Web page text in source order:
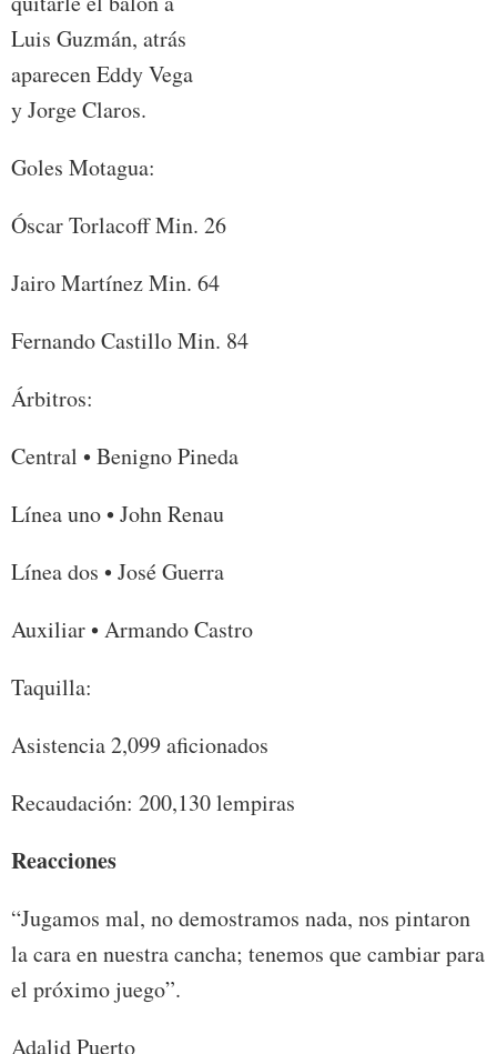
Luis Guzmán, atrás
aparecen Eddy Vega
y Jorge Claros.
Goles Motagua:
Óscar Torlacoff Min. 26
Jairo Martínez Min. 64
Fernando Castillo Min. 84
Árbitros:
Central • Benigno Pineda
Línea uno • John Renau
Línea dos • José Guerra
Auxiliar • Armando Castro
Taquilla:
Asistencia 2,099 aficionados
Recaudación: 200,130 lempiras
Reacciones
“Jugamos mal, no demostramos nada, nos pintaron
la cara en nuestra cancha; tenemos que cambiar para
el próximo juego”.
Adalid Puerto